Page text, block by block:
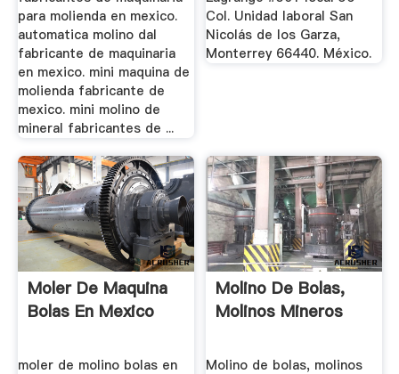
para molienda en mexico.
automatica molino dal
fabricante de maquinaria
en mexico. mini maquina de
molienda fabricante de
mexico. mini molino de
mineral fabricantes de ...
Col. Unidad laboral San
Nicolás de los Garza,
Monterrey 66440. México.
Moler De Maquina
Bolas En Mexico
moler de molino bolas en
Molino De Bolas,
Molinos Mineros
Molino de bolas, molinos